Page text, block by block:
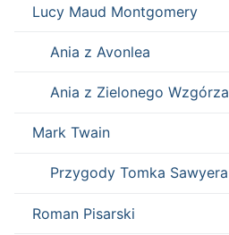
Lucy Maud Montgomery
Ania z Avonlea
Ania z Zielonego Wzgórza
Mark Twain
Przygody Tomka Sawyera
Roman Pisarski